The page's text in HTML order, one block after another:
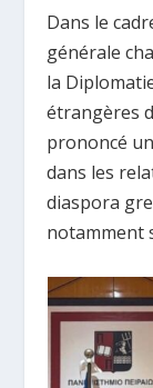
Dans le
générale
la
étrangères
prononcé
dans les
diaspora
notamment